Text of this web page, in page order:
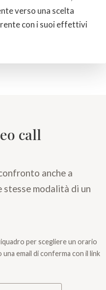
verso una scelta
con i suoi effettivi
call
anche a
stesse modalità di un
per scegliere un orario
email di conferma con il link